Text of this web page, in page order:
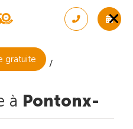
gratuite
Landes
à Pontonx-